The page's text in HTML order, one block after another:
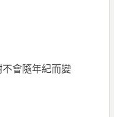
不會隨年紀而變